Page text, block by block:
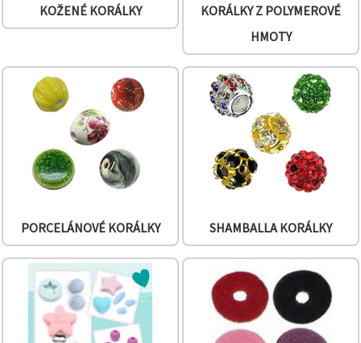
vše
Nastavení
KOŽENÉ KORÁLKY
KORÁLKY Z POLYMEROVÉ
HMOTY
PORCELÁNOVÉ KORÁLKY SHAMBALLA KORÁLKY